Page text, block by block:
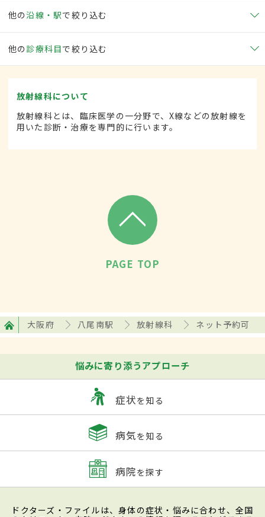
他の沿線・駅で絞り込む
他の 診療科目で絞り込む
放射線科について
放射線科とは、臨床医学の一分野で、X線などの放射線を
用いた診断・治療を専門的に行います。
PAGE TOP
大阪府 八尾南駅 放射線科 ネット予約可
悩みに寄り添うアプローチ
症状を知る
病気を知る
病院を探す
ドクターズ・ファイルは、身体の症状・悩みに合わせ、全国